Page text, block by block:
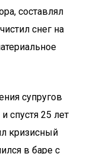
составлял
снег на
супругов
спустя 25 лет
кризисный
в баре с